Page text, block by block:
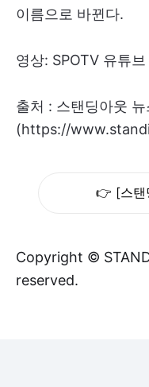
이름으로 바뀐다.
영상: SPOTV 유튜브
출처 : 스탠딩아웃 뉴
(https://
👉 [스탠
Copyright ©
reserved.